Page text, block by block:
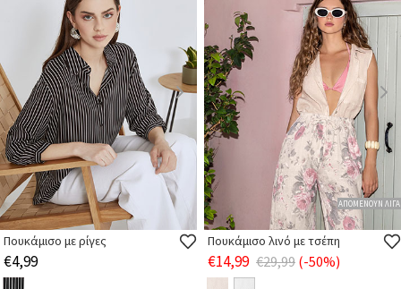
Πουκάμισο με ρίγες
€4,99
ΑΠΟΜΕΝΟΥΝ ΛΙΓΑ
Πουκάμισο λινό με τσέπη
€14,99 €29,99 (-50%)